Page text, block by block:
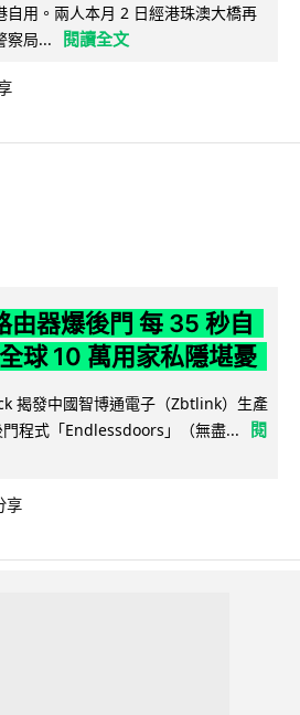
自用。兩人本月 2 日經港珠澳大橋再
察局...
閱讀全文
由器爆後門 每 35 秒自
球 10 萬用家私隱堪憂
揭發中國智博通電子（Zbtlink）生產
程式「Endlessdoors」（無盡...
閱
享